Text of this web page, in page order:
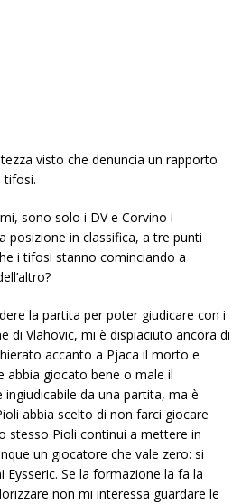
visto che denuncia un rapporto
tifosi.
sono solo i DV e Corvino i
posizione in classifica, a tre punti
i tifosi stanno cominciando a
la partita per poter giudicare con i
di Vlahovic, mi è dispiaciuto ancora di
accanto a Pjaca il morto e
abbia giocato bene o male il
da una partita, ma è
abbia scelto di non farci giocare
stesso Pioli continui a mettere in
un giocatore che vale zero: si
Eysseric. Se la formazione la fa la
non mi interessa guardare le